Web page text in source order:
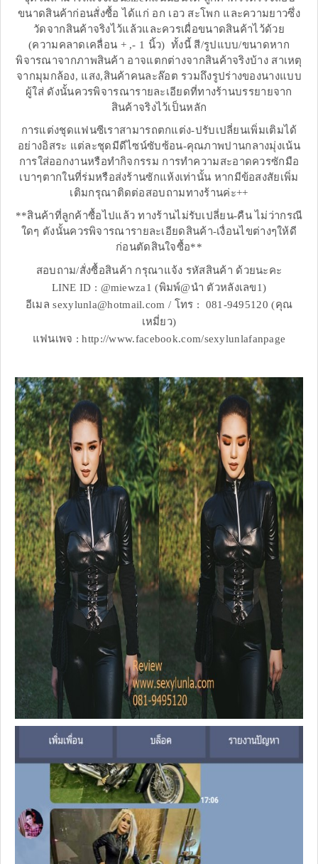
ขนาดสินค้าก่อนสั่งซื้อ ได้แก่ อก เอว สะโพก และความยาวซึ่ง
วัดจากสินค้าจริงไว้แล้วและควรเผื่อขนาดสินค้าไว้ด้วย
(ความคลาดเคลื่อน + ,- 1 นิ้ว) ทั้งนี้ สี/รูปแบบ/ขนาดหาก
พิจารณาจากภาพสินค้า อาจแตกต่างจากสินค้าจริงบ้าง สาเหตุ
จากมุมกล้อง, แสง,สินค้าคนละล๊อต รวมถึงรูปร่างของนางแบบ
ผู้ใส่ ดังนั้นควรพิจารณารายละเอียดที่ทางร้านบรรยายจาก
สินค้าจริงไว้เป็นหลัก
การแต่งชุดแฟนซีเราสามารถตกแต่ง-ปรับเปลี่ยนเพิ่มเติมได้
อย่างอิสระ แต่ละชุดมีดีไซน์ซับซ้อน-คุณภาพปานกลางมุ่งเน้น
การใส่ออกงานหรือทำกิจกรรม การทำความสะอาดควรซักมือ
เบาๆตากในที่ร่มหรือส่งร้านซักแห้งเท่านั้น หากมีข้อสงสัยเพิ่ม
เติมกรุณาติดต่อสอบถามทางร้านค่ะ++
**สินค้าที่ลูกค้าซื้อไปแล้ว ทางร้านไม่รับเปลี่ยน-คืน ไม่ว่ากรณี
ใดๆ ดังนั้นควรพิจารณารายละเอียดสินค้า-เงื่อนไขต่างๆให้ดี
ก่อนตัดสินใจซื้อ**
สอบถาม/สั่งซื้อสินค้า กรุณาแจ้ง รหัสสินค้า ด้วยนะคะ
LINE ID : @miewza1 (พิมพ์@นำ ตัวหลังเลข1)
อีเมล sexylunla@hotmail.com / โทร : 081-9495120 (คุณ
เหมี่ยว)
แฟนเพจ : http://www.facebook.com/sexylunlafanpage